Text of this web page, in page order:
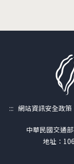
::: 網站資訊安全政策
中華民國交通
地址：